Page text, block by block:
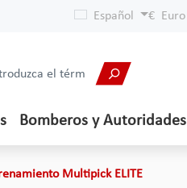
Español € Euro
Bomberos y Autoridades
Multipick ELITE